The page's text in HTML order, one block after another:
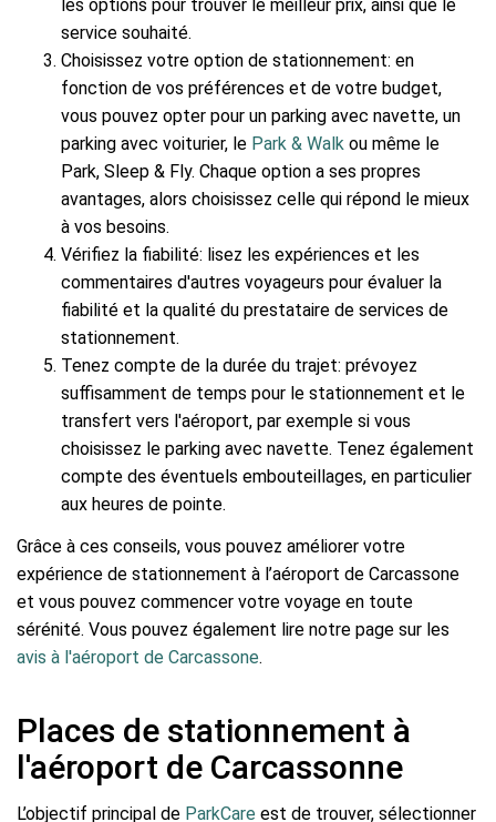
les options pour trouver le meilleur prix, ainsi que le
service souhaité.
Choisissez votre option de stationnement: en
fonction de vos préférences et de votre budget,
vous pouvez opter pour un parking avec navette, un
parking avec voiturier, le Park & Walk ou même le
Park, Sleep & Fly. Chaque option a ses propres
avantages, alors choisissez celle qui répond le mieux
à vos besoins.
Vérifiez la fiabilité: lisez les expériences et les
commentaires d'autres voyageurs pour évaluer la
fiabilité et la qualité du prestataire de services de
stationnement.
Tenez compte de la durée du trajet: prévoyez
suffisamment de temps pour le stationnement et le
transfert vers l'aéroport, par exemple si vous
choisissez le parking avec navette. Tenez également
compte des éventuels embouteillages, en particulier
aux heures de pointe.
Grâce à ces conseils, vous pouvez améliorer votre
expérience de stationnement à l’aéroport de Carcassone
et vous pouvez commencer votre voyage en toute
sérénité. Vous pouvez également lire notre page sur les
avis à l'aéroport de Carcassone.
Places de stationnement à
l'aéroport de Carcassonne
L’objectif principal de ParkCare est de trouver, sélectionner